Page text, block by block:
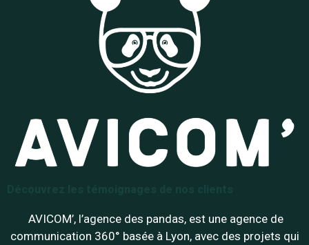
AVICOM’, l’agence des pandas, est une agence de
communication 360° basée à Lyon, avec des projets qui